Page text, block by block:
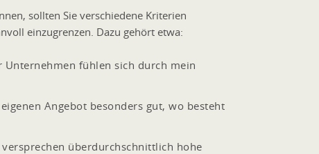
sollten Sie verschiedene Kriterien
einzugrenzen. Dazu gehört etwa:
Unternehmen fühlen sich durch mein
Angebot besonders gut, wo besteht
überdurchschnittlich hohe